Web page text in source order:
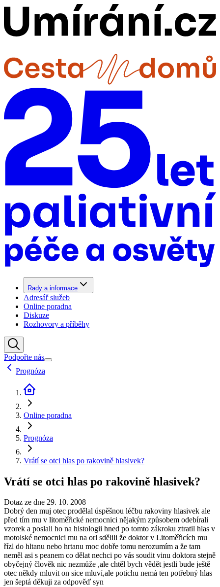
Rady a informace
Adresář služeb
Online poradna
Diskuze
Rozhovory a příběhy
Podpořte nás
Prognóza
Online poradna
Prognóza
Vrátí se otci hlas po rakovině hlasivek?
Vrátí se otci hlas po rakovině hlasivek?
Dotaz ze dne 29. 10. 2008
Dobrý den muj otec prodělal úspěšnou léčbu rakoviny hlasivek ale
před tím mu v litoměřické nemocnici nějakým způsobem odebírali
vzorek a poslali ho na histologii hned po tomto zákroku ztratil hlas v
motolské nemocnici mu na orl sdělili že doktor v Litoměřicích mu
řízl do hltanu nebo hrtanu moc dobře tomu nerozumím a že tam
neměl asi s peanem co dělat nechci po vás soudit vinu doktora stejně
obyčejný člověk nic nezmůže ,ale chtěl bych vědět jestli bude ještě
otec někdy mluvit on sice mluví,ale potichu nemá ten potřebný hlas
jen šeptá děkuji za odpověď syn